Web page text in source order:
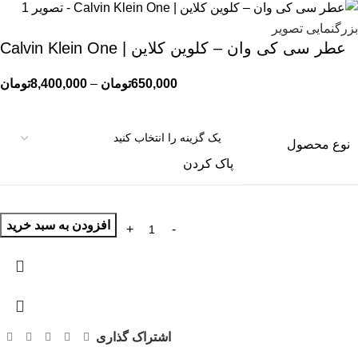
بزرگنمایی تصویر
عطر سی کی وان – کلوین کلاین | Calvin Klein One
650,000تومان –
8,400,000تومان
نوع محصول
پاک کردن
افزودن به سبد خرید
اشتراک گذاری